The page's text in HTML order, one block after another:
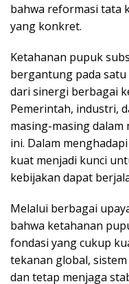
bahwa reformasi tata
yang konkret.
Ketahanan pupuk
bergantung pada
dari sinergi berbagai
Pemerintah, industri,
masing-masing
ini. Dalam
kuat menjadi kunci
kebijakan dapat
Melalui berbagai
bahwa ketahanan
fondasi yang cukup
tekanan global,
dan tetap menjaga